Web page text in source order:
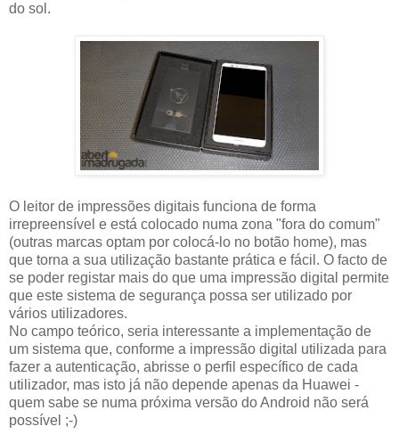
do sol.
O leitor de impressões digitais funciona de forma
irrepreensível e está colocado numa zona "fora do comum"
(outras marcas optam por colocá-lo no botão home), mas
que torna a sua utilização bastante prática e fácil. O facto de
se poder registar mais do que uma impressão digital permite
que este sistema de segurança possa ser utilizado por
vários utilizadores.
No campo teórico, seria interessante a implementação de
um sistema que, conforme a impressão digital utilizada para
fazer a autenticação, abrisse o perfil específico de cada
utilizador, mas isto já não depende apenas da Huawei -
quem sabe se numa próxima versão do Android não será
possível ;-)